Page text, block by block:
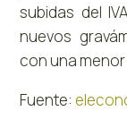
subidas del
nuevos
con una
Fuente: